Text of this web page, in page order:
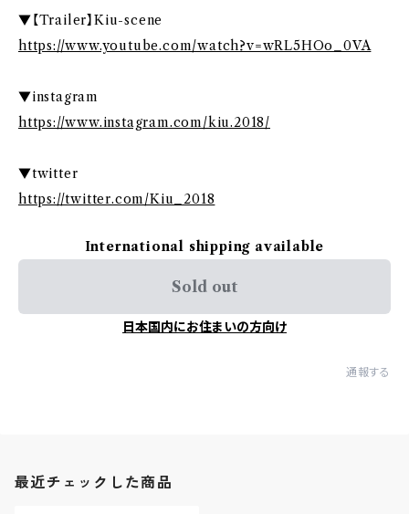
▼【Trailer】Kiu-scene
https://www.youtube.com/watch?v=wRL5HOo_0VA
▼instagram
https://www.instagram.com/kiu.2018/
▼twitter
https://twitter.com/Kiu_2018
International shipping available
Sold out
日本国内にお住まいの方向け
通報する
最近チェックした商品